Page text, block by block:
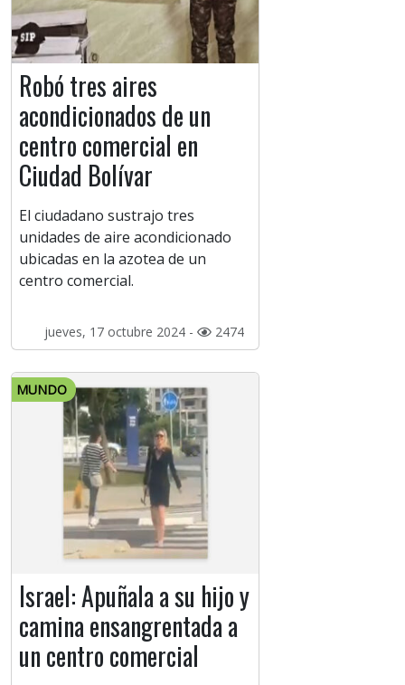
Robó tres aires
acondicionados de un
centro comercial en
Ciudad Bolívar
El ciudadano sustrajo tres
unidades de aire acondicionado
ubicadas en la azotea de un
centro comercial.
jueves, 17 octubre 2024 - 2474
MUNDO
Israel: Apuñala a su hijo y
camina ensangrentada a
un centro comercial